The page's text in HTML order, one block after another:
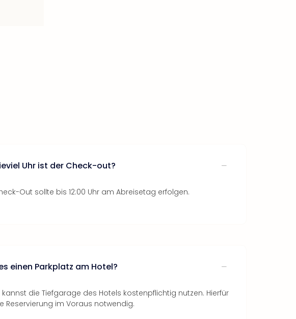
Uhr ist der Check-out?
Out sollte bis 12:00 Uhr am Abreisetag erfolgen.
einen Parkplatz am Hotel?
kannst die Tiefgarage des Hotels kostenpflichtig nutzen. Hierfür
Reservierung im Voraus notwendig.